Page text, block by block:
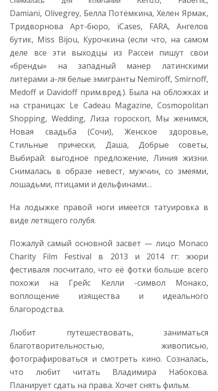
Damiani, Olivegrey, Белла Потёмкина, Хелен Ярмак,
Тридворнова Арт-бюро, iCases, FARA, Ангелов
бутик, Miss Bijou, Курочкина (если что, на самом
деле все эти выходцы из Рассеи пишут свои
«бренды» на западный манер латинскими
литерами а-ля белые эмигранты Nemiroff, Smirnoff,
Medoff и Davidoff прим.вред.). Была на обложках и
на страницах: Le Cadeau Magazine, Cosmopolitan
Shopping, Wedding, Лиза гороскоп, Мы женимся,
Новая свадьба (Сочи), Женское здоровье,
Стильные прически, Даша, Добрые советы,
Выбирай: выгодное предложение, Линия жизни.
Снималась в образе невест, мужчин, со змеями,
лошадьми, птицами и дельфинами…
На лодыжке правой ноги имеется татуировка в
виде летящего голубя.
Пожалуй самый основной засвет — лицо Monaco
Charity Film Festival в 2013 и 2014 гг: жюри
фестиваля посчитало, что её фотки больше всего
похожи на Грейс Келли -символ Монако,
воплощение изящества и идеального
благородства.
Любит путешествовать, заниматься
благотворительностью, живописью,
фотографироваться и смотреть кино. Созналась,
что любит читать Владимира Набокова.
Планирует сдать на права. Хочет снять фильм.